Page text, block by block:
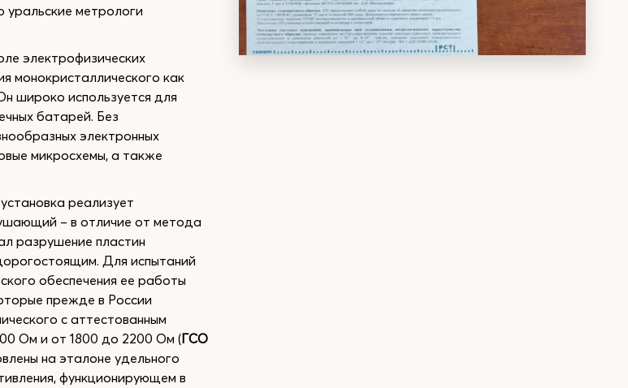
метрологи
электрофизических
монокристаллического как
широко используется для
батарей. Без
электронных
микросхемы, а также
реализует
– в отличие от метода
разрушение пластин
Для испытаний
обеспечения ее работы
прежде в России
с аттестованным
Ом и от 1800 до 2200 Ом (ГСО
на эталоне удельного
функционирующем в